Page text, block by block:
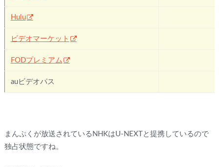
Hulu
ビデオマーケット
FODプレミアム
auビデオパス
まんぷくが放送されているNHKはU-NEXTと提携しているので
独占状態ですね。